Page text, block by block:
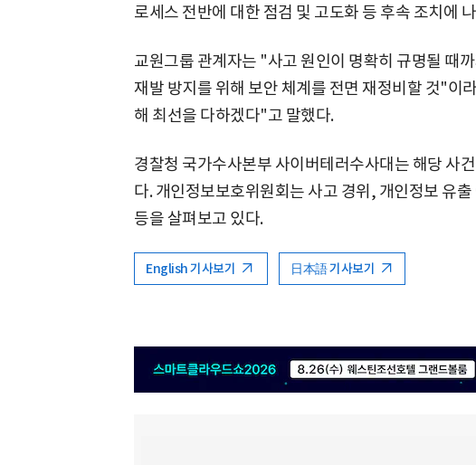
로세스 전반에 대한 점검 및 고도화 등 후속 조치에
교원그룹 관계자는 "사고 원인이 명확히 규명될 때
재발 방지를 위해 보안 체계를 전면 재정비할 것"이
해 최선을 다하겠다"고 말했다.
경찰청 국가수사본부 사이버테러수사대는 해당 사
다. 개인정보보호위원회는 사고 경위, 개인정보 유
등을 살펴보고 있다.
English 기사보기 日本語 기사보기